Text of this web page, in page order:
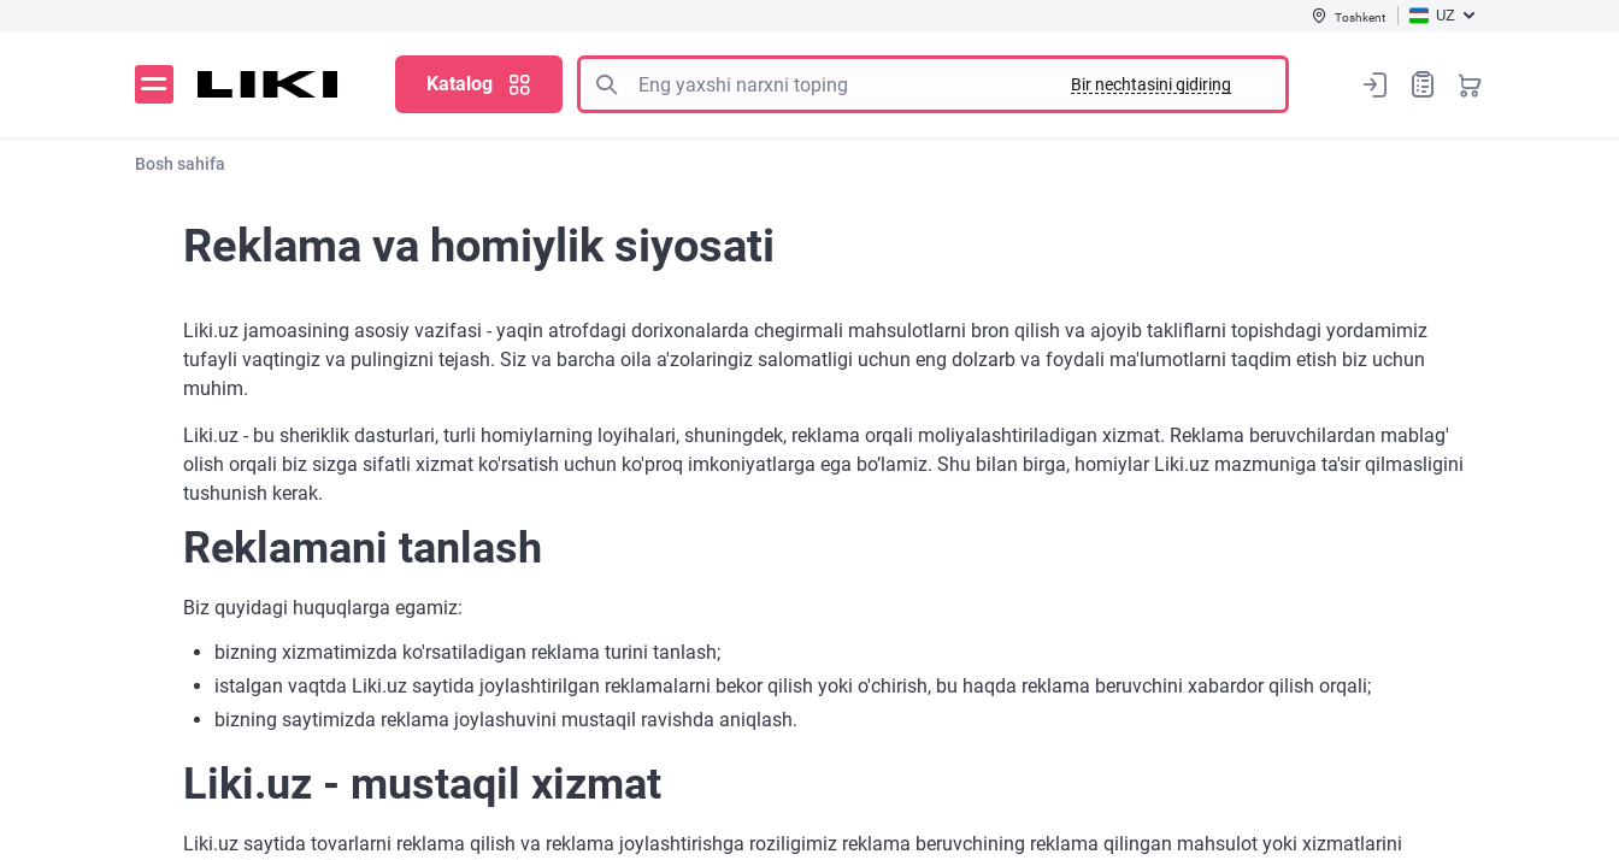
Toshkent UZ
Katalog Bir nechtasini qidiring
Bosh sahifa
Reklama va homiylik siyosati
Liki.uz jamoasining asosiy vazifasi - yaqin atrofdagi dorixonalarda chegirmali mahsulotlarni bron qilish va ajoyib takliflarni topishdagi yordamimiz
tufayli vaqtingiz va pulingizni tejash. Siz va barcha oila a'zolaringiz salomatligi uchun eng dolzarb va foydali ma'lumotlarni taqdim etish biz uchun
muhim.
Liki.uz - bu sheriklik dasturlari, turli homiylarning loyihalari, shuningdek, reklama orqali moliyalashtiriladigan xizmat. Reklama beruvchilardan mablag'
olish orqali biz sizga sifatli xizmat ko'rsatish uchun ko'proq imkoniyatlarga ega bo’lamiz. Shu bilan birga, homiylar Liki.uz mazmuniga ta'sir qilmasligini
tushunish kerak.
Reklamani tanlash
Biz quyidagi huquqlarga egamiz:
bizning xizmatimizda ko'rsatiladigan reklama turini tanlash;
istalgan vaqtda Liki.uz saytida joylashtirilgan reklamalarni bekor qilish yoki o'chirish, bu haqda reklama beruvchini xabardor qilish orqali;
bizning saytimizda reklama joylashuvini mustaqil ravishda aniqlash.
Liki.uz - mustaqil xizmat
Liki.uz saytida tovarlarni reklama qilish va reklama joylashtirishga roziligimiz reklama beruvchining reklama qilingan mahsulot yoki xizmatlarini